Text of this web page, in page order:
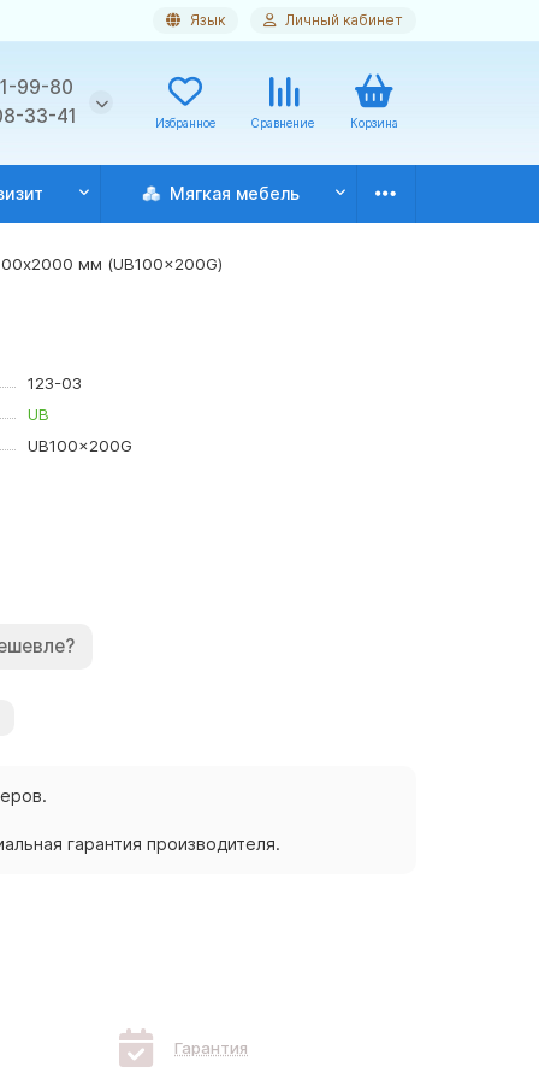
Язык Личный кабинет
99-80
33-41
Избранное Сравнение Корзина
Мягкая мебель
мм (UB100x200G)
123-03
UB
UB100x200G
гарантия производителя.
Гарантия